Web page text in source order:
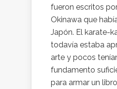
fueron escritos
Okinawa que
Japón. El karate-
todavía estaba
arte y pocos
fundamento
para armar un